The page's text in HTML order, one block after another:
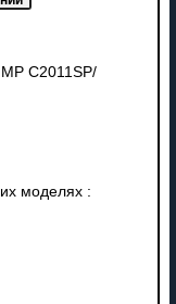
C2011SP/
моделях :